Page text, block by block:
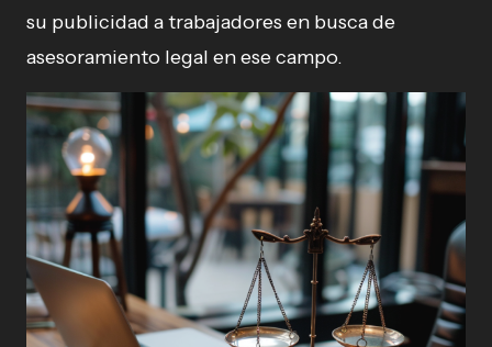
su publicidad a trabajadores en busca de
asesoramiento legal en ese campo.